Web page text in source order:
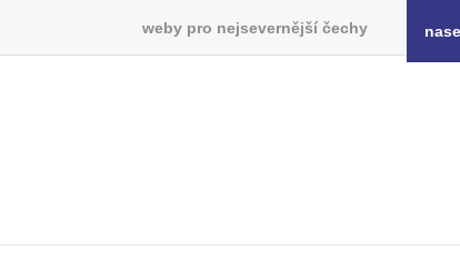
weby pro nejsevernější čechy